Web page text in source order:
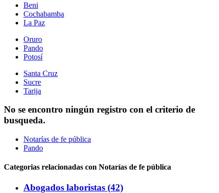
Beni
Cochabamba
La Paz
Oruro
Pando
Potosí
Santa Cruz
Sucre
Tarija
No se encontro ningún registro con el criterio de
busqueda.
Notarías de fe pública
Pando
Categorias relacionadas con Notarías de fe pública
Abogados laboristas (42)